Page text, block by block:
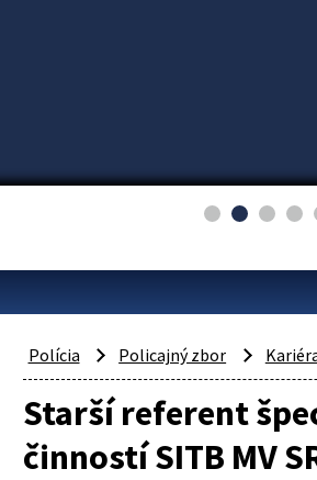
Polícia Policajný zbor
Starší referent
činností SITB MV